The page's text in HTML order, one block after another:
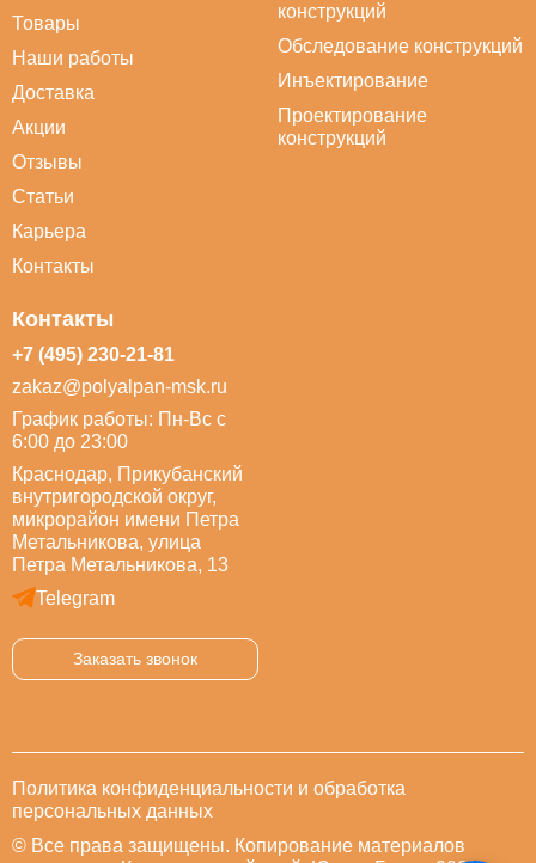
Товары
Наши работы
Доставка
Акции
Отзывы
Статьи
Карьера
Контакты
конструкций
Обследование конструкций
Инъектирование
Проектирование
конструкций
Контакты
+7 (495) 230-21-81
zakaz@polyalpan-msk.ru
График работы: Пн-Вс с
6:00 до 23:00
Краснодар, Прикубанский
внутригородской округ,
микрорайон имени Петра
Метальникова, улица
Петра Метальникова, 13
Telegram
Заказать звонок
Политика конфиденциальности и обработка
персональных данных
© Все права защищены. Копирование материалов